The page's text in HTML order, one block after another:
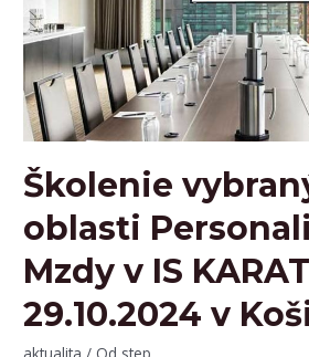
Školenie
oblasti
Mzdy v IS KARAT
29.10.2024 v